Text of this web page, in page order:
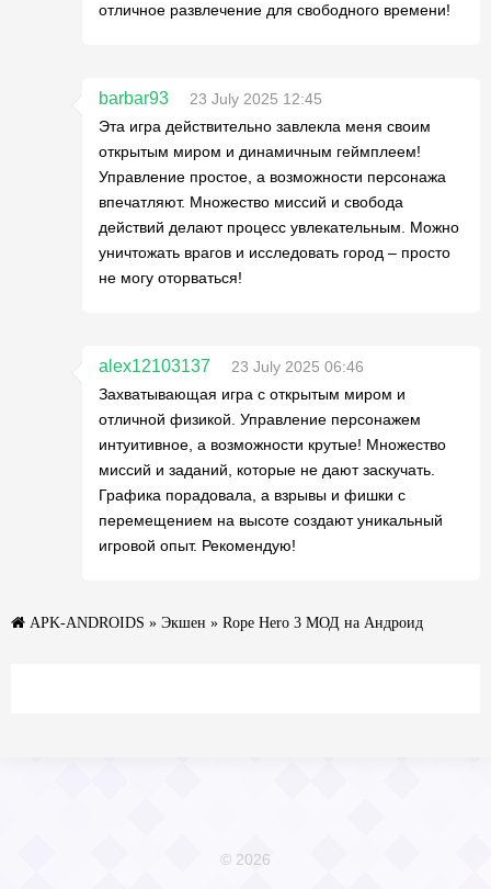
отличное развлечение для свободного времени!
barbar93
23 July 2025 12:45
Эта игра действительно завлекла меня своим
открытым миром и динамичным геймплеем!
Управление простое, а возможности персонажа
впечатляют. Множество миссий и свобода
действий делают процесс увлекательным. Можно
уничтожать врагов и исследовать город – просто
не могу оторваться!
alex12103137
23 July 2025 06:46
Захватывающая игра с открытым миром и
отличной физикой. Управление персонажем
интуитивное, а возможности крутые! Множество
миссий и заданий, которые не дают заскучать.
Графика порадовала, а взрывы и фишки с
перемещением на высоте создают уникальный
игровой опыт. Рекомендую!
APK-ANDROIDS » Экшен » Rope Hero 3 МОД на Андроид
© 2026